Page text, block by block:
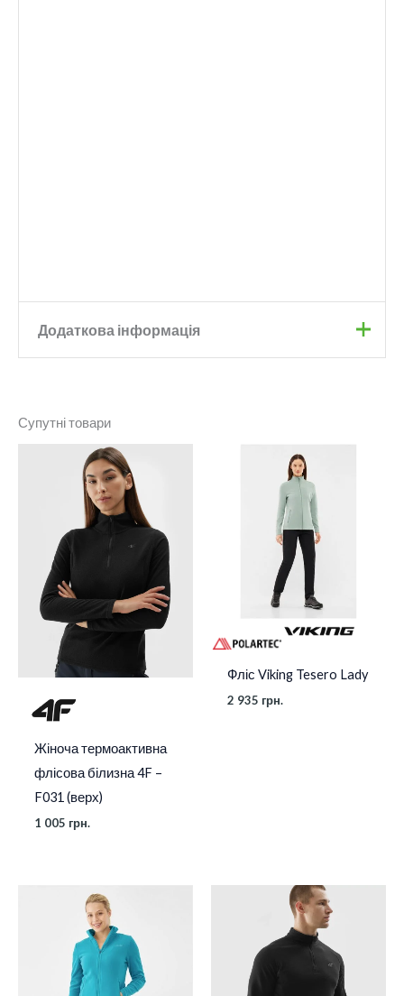
Додаткова інформація
Розмір
Стать
Супутні товари
Жіноча термоактивна
флісова білизна 4F –
F031 (верх)
1 005 грн.
Фліс Viking Tesero Lady
2 935 грн.